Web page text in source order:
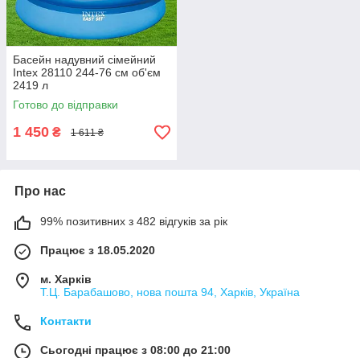
Басейн надувний сімейний
Intex 28110 244-76 см об'єм
2419 л
Готово до відправки
1 450 ₴ 1 611 ₴
Про нас
99% позитивних з 482 відгуків за рік
Працює з 18.05.2020
м. Харків
Т.Ц. Барабашово, нова пошта 94, Харків, Україна
Контакти
Сьогодні працює з 08:00 до 21:00